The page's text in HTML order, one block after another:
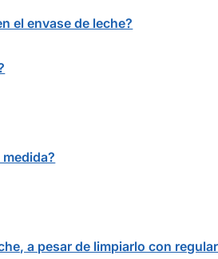
el envase de leche?
a pesar de limpiarlo con